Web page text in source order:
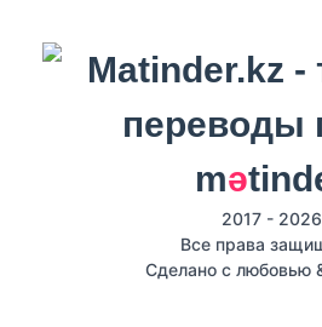
mә
2017 - 2026
Все права
Сделано с любовью